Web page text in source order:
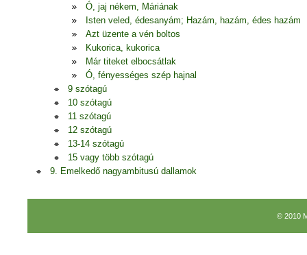
Ó, jaj nékem, Máriának
Isten veled, édesanyám; Hazám, hazám, édes hazám
Azt üzente a vén boltos
Kukorica, kukorica
Már titeket elbocsátlak
Ó, fényességes szép hajnal
9 szótagú
10 szótagú
11 szótagú
12 szótagú
13-14 szótagú
15 vagy több szótagú
9. Emelkedő nagyambitusú dallamok
© 2010